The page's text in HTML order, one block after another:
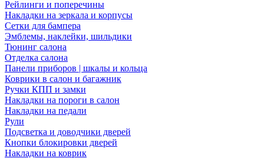
Рейлинги и поперечины
Накладки на зеркала и корпусы
Сетки для бампера
Эмблемы, наклейки, шильдики
Тюнинг салона
Отделка салона
Панели приборов | шкалы и кольца
Коврики в салон и багажник
Ручки КПП и замки
Накладки на пороги в салон
Накладки на педали
Рули
Подсветка и доводчики дверей
Кнопки блокировки дверей
Накладки на коврик